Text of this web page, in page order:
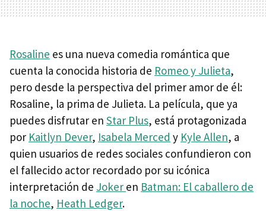
Rosaline es una nueva comedia romántica que
cuenta la conocida historia de Romeo y Julieta,
pero desde la perspectiva del primer amor de él:
Rosaline, la prima de Julieta. La película, que ya
puedes disfrutar en Star Plus, está protagonizada
por Kaitlyn Dever, Isabela Merced y Kyle Allen, a
quien usuarios de redes sociales confundieron con
el fallecido actor recordado por su icónica
interpretación de Joker en Batman: El caballero de
la noche, Heath Ledger.